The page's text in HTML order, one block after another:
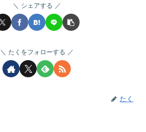
シェアする
たくをフォローする
たく